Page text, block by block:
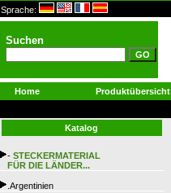
Sprache:
Suchen
Home Produktübersicht
Katalog
- STECKERMATERIAL
FÜR DIE LÄNDER...
.Argentinien